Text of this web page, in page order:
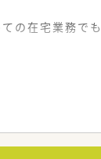
の在宅業務で
可能です。
取り組めます。
る店舗です。